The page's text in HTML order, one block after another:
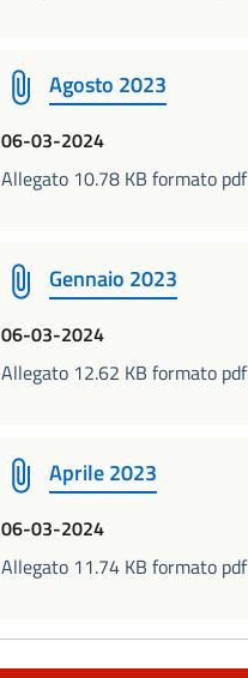
Agosto 2023
06-03-2024
Allegato 10.78 KB formato pdf
Gennaio 2023
06-03-2024
Allegato 12.62 KB formato pdf
Aprile 2023
06-03-2024
Allegato 11.74 KB formato pdf